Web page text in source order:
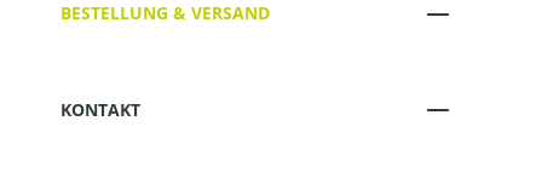
BESTELLUNG & VERSAND
KONTAKT